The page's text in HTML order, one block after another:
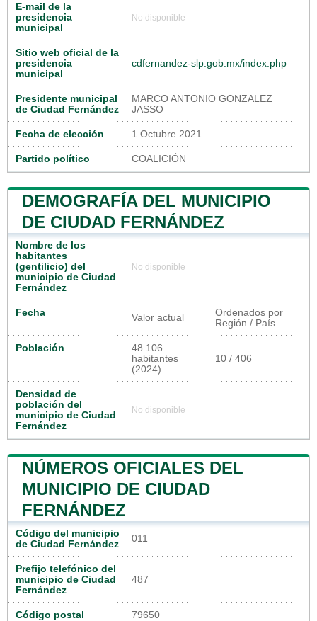
E-mail de la
presidencia
municipal
No disponible
Sitio web oficial de la
presidencia
municipal
cdfernandez-slp.gob.mx/index.php
Presidente municipal
de Ciudad Fernández
MARCO ANTONIO GONZALEZ
JASSO
Fecha de elección 1 Octubre 2021
Partido político COALICIÓN
DEMOGRAFÍA DEL MUNICIPIO
DE CIUDAD FERNÁNDEZ
Nombre de los
habitantes
(gentilicio) del
municipio de Ciudad
Fernández
No disponible
Fecha Valor actual
Ordenados por
Región / País
Población
48 106
habitantes
(2024)
10 / 406
Densidad de
población del
municipio de Ciudad
Fernández
No disponible
NÚMEROS OFICIALES DEL
MUNICIPIO DE CIUDAD
FERNÁNDEZ
Código del municipio
de Ciudad Fernández
011
Prefijo telefónico del
municipio de Ciudad
Fernández
487
Código postal 79650